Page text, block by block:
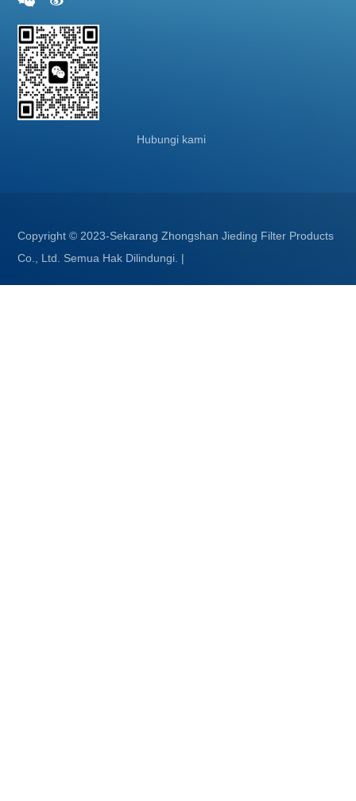
Hubungi kami
Copyright © 2023-Sekarang Zhongshan Jieding Filter Products
Co., Ltd. Semua Hak Dilindungi. |